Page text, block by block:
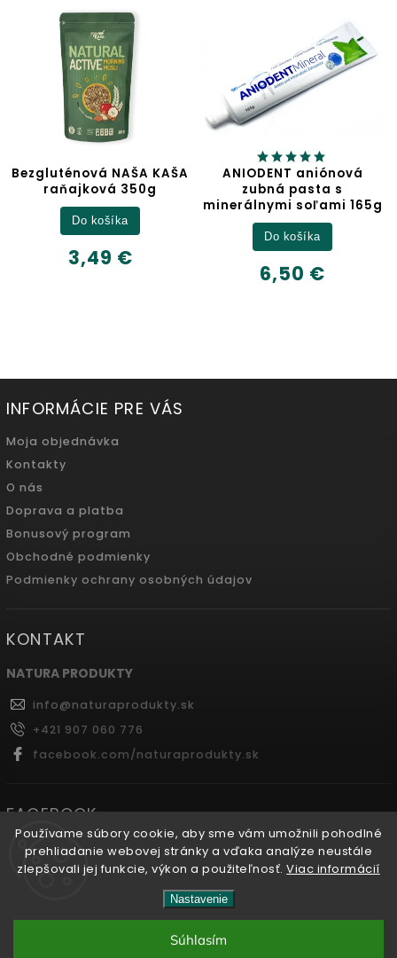
Používame súbory cookie, aby sme vám umožnili pohodlné
prehliadanie webovej stránky a vďaka analýze neustále
zlepšovali jej funkcie, výkon a použiteľnosť.Viac informácií
Nastavenie
Súhlasím
NAŠA KAŠA
350g
ANIODENT aniónová
zubná pasta s
minerálnymi soľami 165g
INFORMÁCIE PRE VÁS
Moja objednávka
Kontakty
O nás
Doprava a platba
Bonusový program
Obchodné podmienky
Podmienky ochrany osobných údajov
KONTAKT
NATURA PRODUKTY
info@naturaprodukty.sk
+421 907 060 776
facebook.com/naturaprodukty.sk
FACEBOOK
Naturaprodukty.sk
vyhradené.
Shoptet| Design